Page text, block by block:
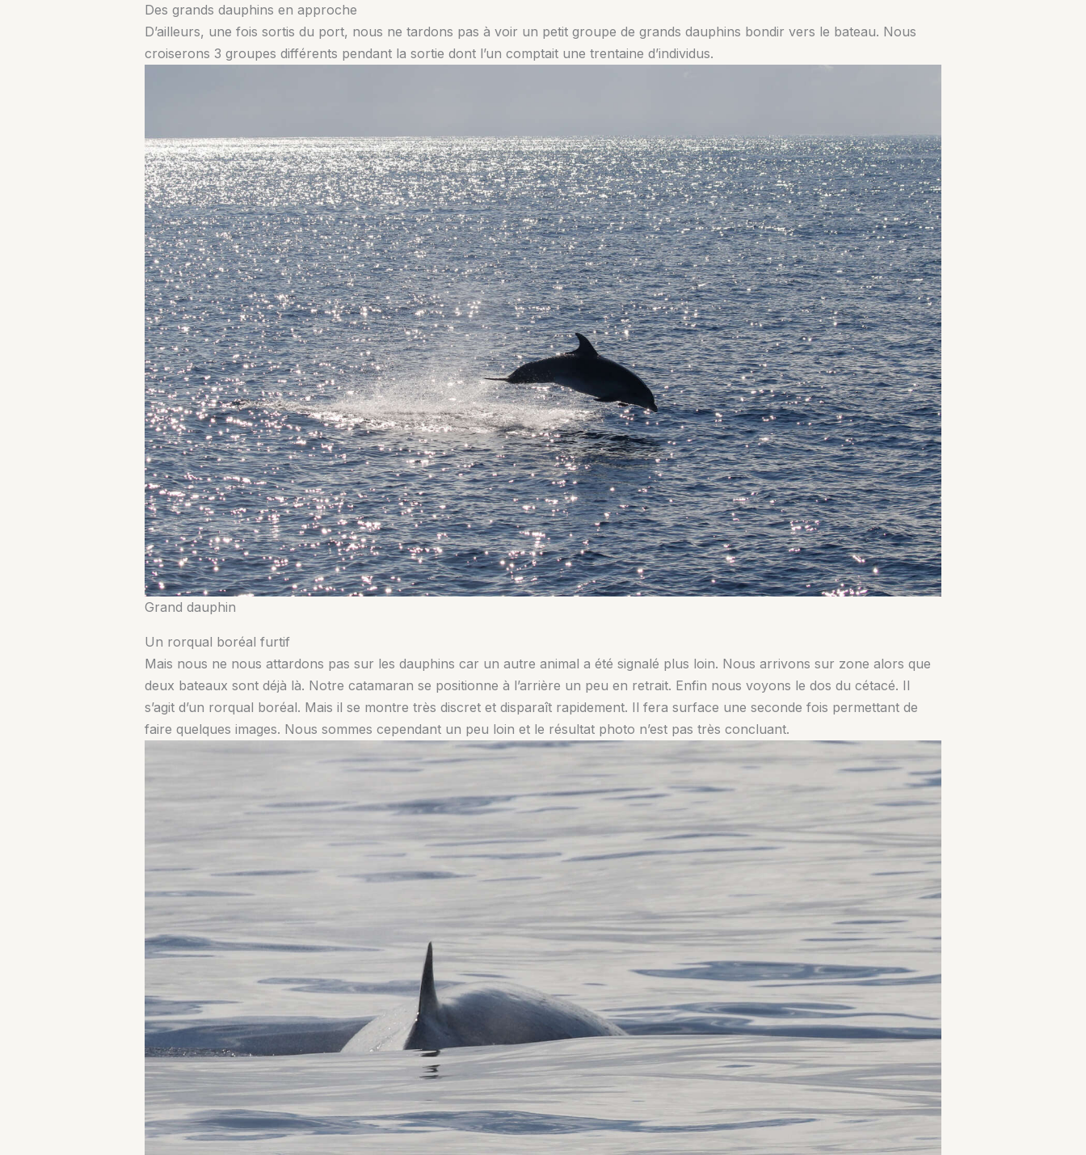
Des grands dauphins en approche
D’ailleurs, une fois sortis du port, nous ne tardons pas à voir un petit groupe de grands dauphins bondir vers le bateau. Nous
croiserons 3 groupes différents pendant la sortie dont l’un comptait une trentaine d’individus.
Grand dauphin
Un rorqual boréal furtif
Mais nous ne nous attardons pas sur les dauphins car un autre animal a été signalé plus loin. Nous arrivons sur zone alors que
deux bateaux sont déjà là. Notre catamaran se positionne à l’arrière un peu en retrait. Enfin nous voyons le dos du cétacé. Il
s’agit d’un rorqual boréal. Mais il se montre très discret et disparaît rapidement. Il fera surface une seconde fois permettant de
faire quelques images. Nous sommes cependant un peu loin et le résultat photo n’est pas très concluant.